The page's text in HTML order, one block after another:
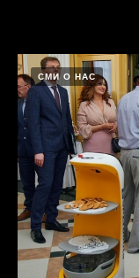
СМИ О НАС